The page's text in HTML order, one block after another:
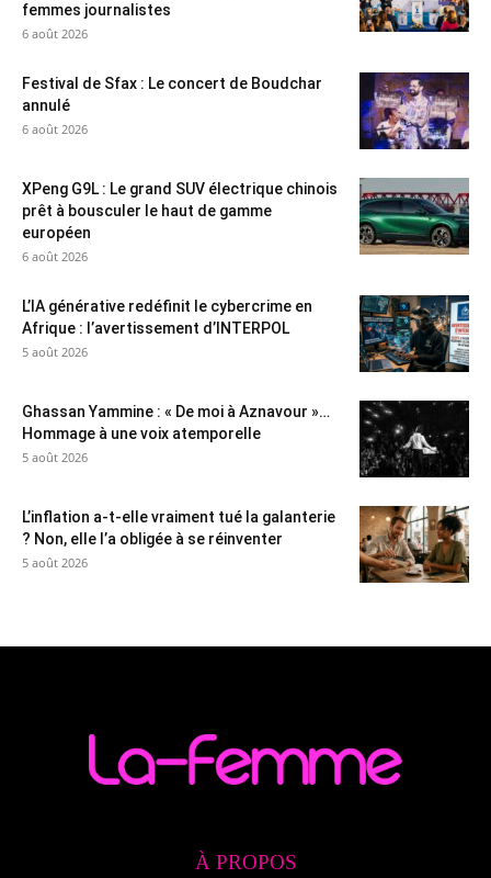
femmes journalistes
6 août 2026
Festival de Sfax : Le concert de Boudchar
annulé
6 août 2026
XPeng G9L : Le grand SUV électrique chinois
prêt à bousculer le haut de gamme
européen
6 août 2026
L’IA générative redéfinit le cybercrime en
Afrique : l’avertissement d’INTERPOL
5 août 2026
Ghassan Yammine : « De moi à Aznavour »…
Hommage à une voix atemporelle
5 août 2026
L’inflation a-t-elle vraiment tué la galanterie
? Non, elle l’a obligée à se réinventer
5 août 2026
À PROPOS